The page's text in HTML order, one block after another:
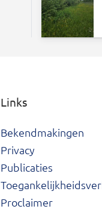
Links
Bekendmakingen
Privacy
Publicaties
Proclaimer